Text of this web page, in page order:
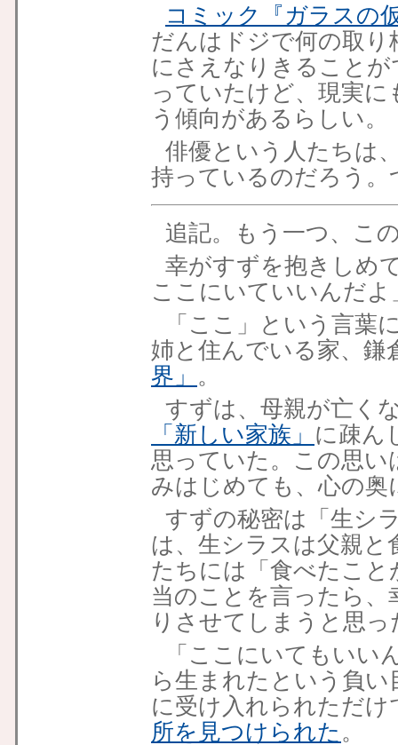
コミック『ガラスの
だんはドジで何の取
にさえなりきること
っていたけど、現実
う傾向があるらしい。
俳優という人たちは
持っているのだろう
追記。もう一つ、こ
幸がすずを抱きしめ
ここにいていいんだよ
「ここ」という言葉
姉と住んでいる家、鎌
界」
。
すずは、母親が亡く
「新しい家族」 に疎ん
思っていた。この思い
みはじめても、心の奥
すずの秘密は「生シ
は、生シラスは父親
たちには「食べたこ
当のことを言ったら
りさせてしまうと思っ
「ここにいてもいい
ら生まれたという負
に受け入れられただけ
所を見つけられた 。